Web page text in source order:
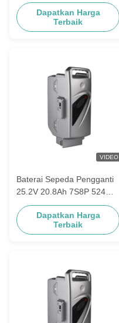
25.2V Lithium Baterai
Untuk Sepeda Listrik
Dapatkan Harga
Terbaik
VIDEO
Baterai Sepeda Pengganti
25.2V 20.8Ah 7S8P 524WH
Baterai Li-Ion Panasonic
Flyer Ebike Baterai
Pengganti E-Bike Baterai
Dapatkan Harga
Terbaik